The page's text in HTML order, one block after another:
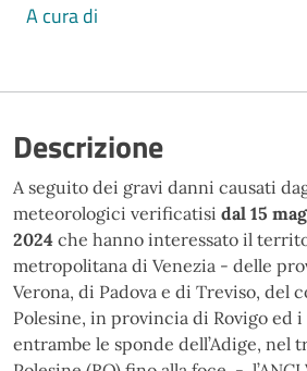
A cura di
Descrizione
A seguito dei gravi danni causati
meteorologici verificatisi dal 15
2024 che hanno interessato il
metropolitana di Venezia - delle
Verona, di Padova e di Treviso, del
Polesine, in provincia di Rovigo ed
entrambe le sponde dell’Adige, nel